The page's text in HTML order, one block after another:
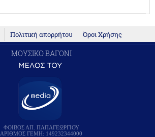
Πολιτική απορρήτου Όροι Χρήσης
ΜΟΥΣΙΚΟ ΒΑΓΟΝΙ
ΦΟΙΒΟΣ ΑΠ. ΠΑΠΑΓΕΩΡΓΙΟΥ
ΑΡΙΘΜΟΣ ΓΕΜΗ: 149232344000